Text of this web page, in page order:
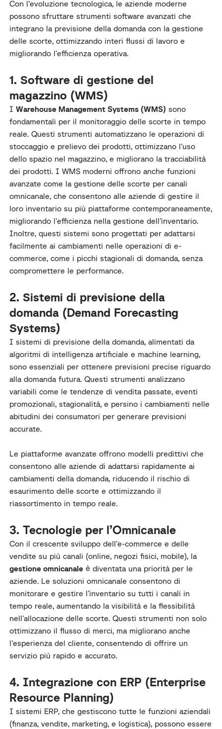
Con l’evoluzione tecnologica, le aziende moderne
possono sfruttare strumenti software avanzati che
integrano la previsione della domanda con la gestione
delle scorte, ottimizzando interi flussi di lavoro e
migliorando l’efficienza operativa.
1. Software di gestione del
magazzino (WMS)
IWarehouse Management Systems (WMS) sono
fondamentali per il monitoraggio delle scorte in tempo
reale. Questi strumenti automatizzano le operazioni di
stoccaggio e prelievo dei prodotti, ottimizzano l’uso
dello spazio nel magazzino, e migliorano la tracciabilità
dei prodotti. I WMS moderni offrono anche funzioni
avanzate come la gestione delle scorte per canali
omnicanale, che consentono alle aziende di gestire il
loro inventario su più piattaforme contemporaneamente,
migliorando l’efficienza nella gestione dell’inventario.
Inoltre, questi sistemi sono progettati per adattarsi
facilmente ai cambiamenti nelle operazioni di e-
commerce, come i picchi stagionali di domanda, senza
compromettere le performance.
2. Sistemi di previsione della
domanda (Demand Forecasting
Systems)
I sistemi di previsione della domanda, alimentati da
algoritmi di intelligenza artificiale e machine learning,
sono essenziali per ottenere previsioni precise riguardo
alla domanda futura. Questi strumenti analizzano
variabili come le tendenze di vendita passate, eventi
promozionali, stagionalità, e persino i cambiamenti nelle
abitudini dei consumatori per generare previsioni
accurate.
Le piattaforme avanzate offrono modelli predittivi che
consentono alle aziende di adattarsi rapidamente ai
cambiamenti della domanda, riducendo il rischio di
esaurimento delle scorte e ottimizzando il
riassortimento in tempo reale.
3. Tecnologie per l’Omnicanale
Con il crescente sviluppo dell’e-commerce e delle
vendite su più canali (online, negozi fisici, mobile), la
gestione omnicanale è diventata una priorità per le
aziende. Le soluzioni omnicanale consentono di
monitorare e gestire l’inventario su tutti i canali in
tempo reale, aumentando la visibilità e la flessibilità
nell’allocazione delle scorte. Questi strumenti non solo
ottimizzano il flusso di merci, ma migliorano anche
l’esperienza del cliente, consentendo di offrire un
servizio più rapido e accurato.
4. Integrazione con ERP (Enterprise
Resource Planning)
I sistemi ERP, che gestiscono tutte le funzioni aziendali
(finanza, vendite, marketing, e logistica), possono essere